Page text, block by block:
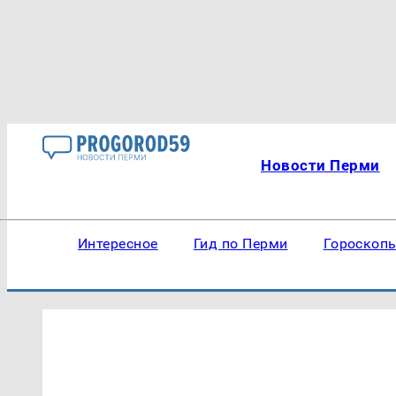
Новости Перми
Интересное Гид по Перми